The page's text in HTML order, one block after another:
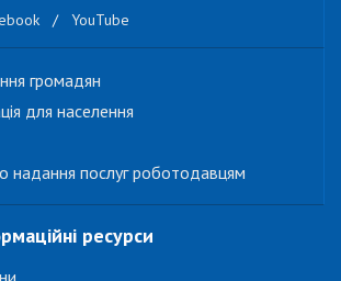
/ YouTube
громадян
для населення
надання послуг роботодавцям
ресурси